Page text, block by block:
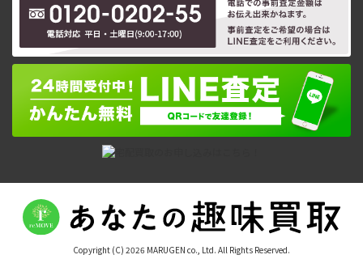
Copyright (C) 2026 MARUGEN co., Ltd. All Rights Reserved.